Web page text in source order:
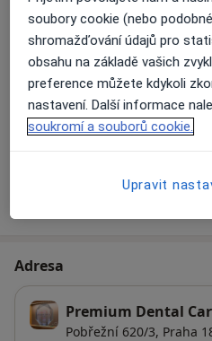
Ošetření kořenových kanálků
Od 1 650 Kč Detaily
Ošetření zubního kazu
Od 1 250 Kč Detaily
Adresa
Premium Dental
Pobřežní 620/3, Praha
soubory cookie (nebo
shromažďování údajů pro
obsahu na základě vašich
preference můžete kdykoli
nastavení. Další informace
soukromí a souborů cookie.
Upravit